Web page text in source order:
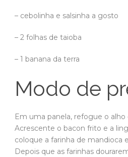
– cebolinha e salsinha a gosto
– 2 folhas de taioba
– 1 banana da terra
Modo de
Em uma panela, refogue o alho
Acrescente o bacon frito e a
coloque a farinha de mandioca
Depois que as farinhas